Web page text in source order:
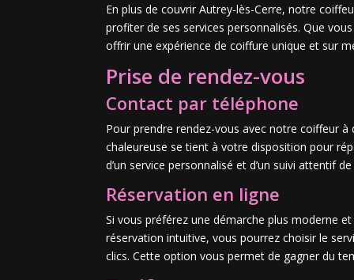
En plus de couvrir Autrey-lès-Cerre, notre
profiter de ses services personnalisés. Que
offrir une expérience de coiffure unique et sur
Prise de rendez-vous
Contact par téléphone
Pour prendre rendez-vous avec notre coiffeur
chaleureuse se tient à votre disposition pour
d’un service personnalisé et d’un suivi attentif
Réservation en ligne
Si vous préférez une démarche plus moderne
réservation intuitive, vous pourrez choisir le
clics. Cette option vous permet de gagner du